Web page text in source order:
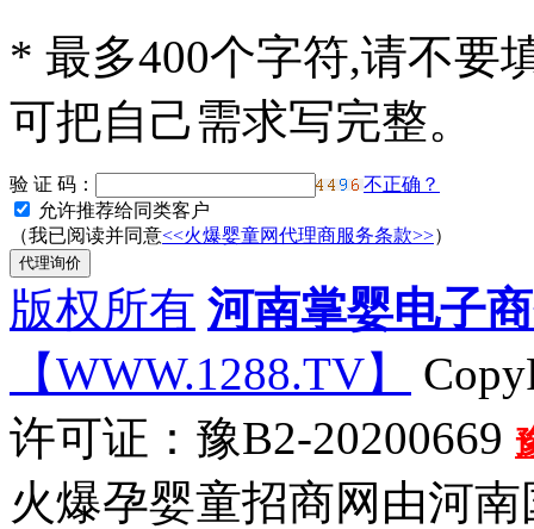
* 最多400个字符,请不要
可把自己需求写完整。
验 证 码：
不正确？
允许推荐给同类客户
（我已阅读并同意<<火爆婴童网代理商服务条款>>）
版权所有 河南掌婴电子
【WWW.1288.TV】
许可证：豫B2-20200669
火爆孕婴童招商网由河